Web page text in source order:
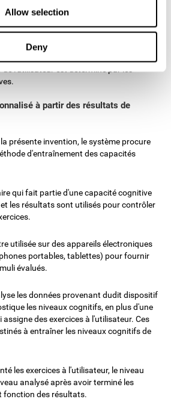
Allow selection
Deny
assigne les exercices à l'utilisateur. Ces
à entraîner les niveaux cognitifs de
à partir des résultats de
présente invention, le système procure
d'entraînement des capacités
qui fait partie d'une capacité cognitive
les résultats sont utilisés pour contrôler
utilisée sur des appareils électroniques
portables, tablettes) pour fournir
évalués.
les données provenant dudit dispositif
les niveaux cognitifs, en plus d'une
assigne des exercices à l'utilisateur. Ces
à entraîner les niveaux cognitifs de
les exercices à l'utilisateur, le niveau
analysé après avoir terminé les
fonction des résultats.